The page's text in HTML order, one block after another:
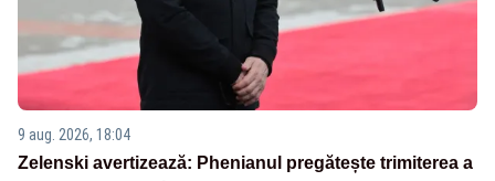
9 aug. 2026, 18:04
Zelenski avertizează: Phenianul pregătește trimiterea a